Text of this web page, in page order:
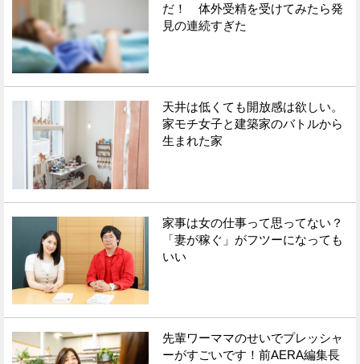
だ！ 体外受精を受けてみたら発
見の連続すぎた
天井は低くても開放感は欲しい。
家モチ女子と建築家のバトルから
生まれた家
家事は女の仕事って思ってない？
「妻が稼ぐ」がフツーになっても
いい
先輩ワーママのせいでプレッシャ
ーがすごいです！前AERA編集長